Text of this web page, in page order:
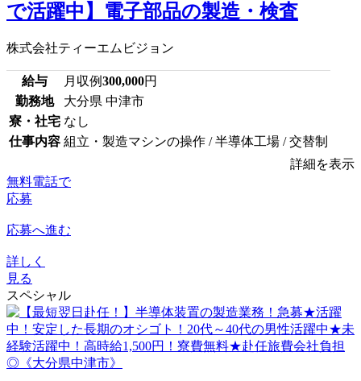
で活躍中】電子部品の製造・検査
株式会社ティーエムビジョン
給与 月収例300,000円
勤務地
大分県 中津市
寮・社宅 なし
仕事内容 組立・製造マシンの操作 / 半導体工場 / 交替制
詳細を表示
無料電話で
応募
応募へ進む
詳しく
見る
スペシャル